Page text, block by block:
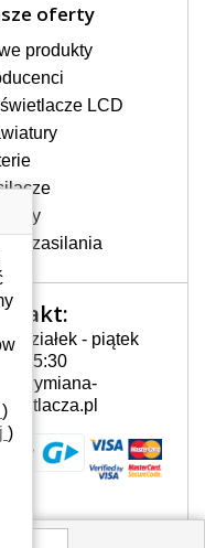
np.
ciemny
JAKOŚCI!
przez
posiadamy
jakości
klasy A+ bez
EKRAN
dobrać do
którego
naklejce
bywa
lub
oferty
produkty
LCD
zasilania
- piątek
- 15:30
)
)